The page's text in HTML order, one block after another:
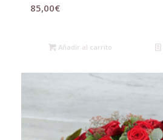
85,00€
Añadir al carrito